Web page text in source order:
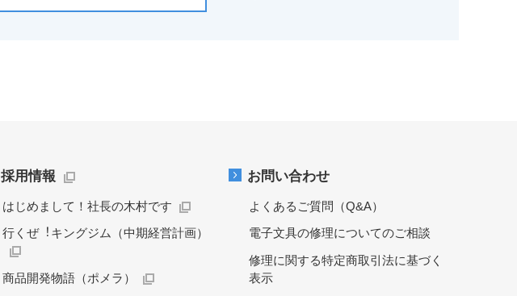
採用情報
はじめまして！社長の木村です
行くぜ︕キングジム（中期経営計画）
商品開発物語（ポメラ）
お問い合わせ
よくあるご質問（Q&A）
電子文具の修理についてのご相談
修理に関する特定商取引法に基づく
表示